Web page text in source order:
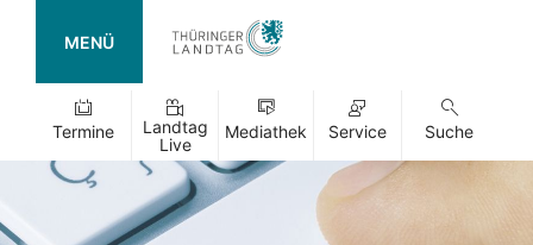
MENÜ
Termine
Landtag
Live
Mediathek Service Suche